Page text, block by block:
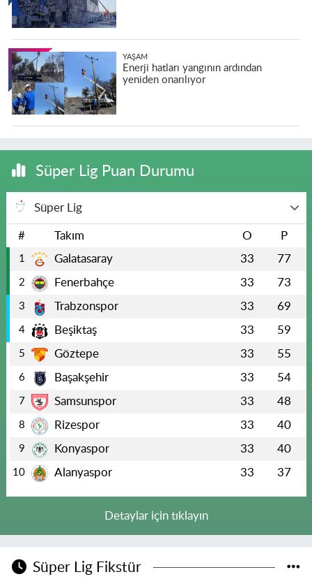
YAŞAM
Enerji hatları yangının ardından
yeniden onarılıyor
Süper Lig Puan Durumu
Süper Lig
# Takım O P
1 Galatasaray 33 77
2 Fenerbahçe 33 73
3 Trabzonspor 33 69
4 Beşiktaş 33 59
5 Göztepe 33 55
6 Başakşehir 33 54
7 Samsunspor 33 48
8 Rizespor 33 40
9 Konyaspor 33 40
10 Alanyaspor 33 37
Detaylar için tıklayın
Süper Lig Fikstür